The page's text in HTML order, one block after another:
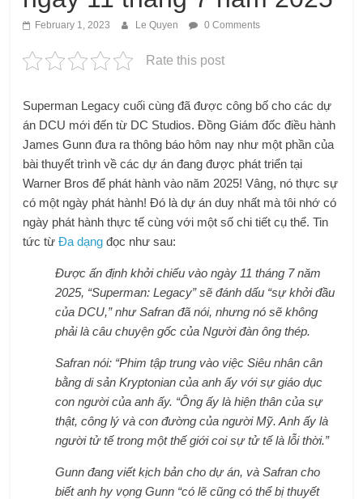
February 1, 2023 Le Quyen 0 Comments
Rate this post
Superman Legacy cuối cùng đã được công bố cho các dự
án DCU mới đến từ DC Studios. Đồng Giám đốc điều hành
James Gunn đưa ra thông báo hôm nay như một phần của
bài thuyết trình về các dự án đang được phát triển tại
Warner Bros để phát hành vào năm 2025! Vâng, nó thực sự
có một ngày phát hành! Đó là dự án duy nhất mà tôi nhớ có
ngày phát hành thực tế cùng với một số chi tiết cụ thể. Tin
tức từĐa dạng đọc như sau:
Được ấn định khởi chiếu vào ngày 11 tháng 7 năm
2025, “Superman: Legacy” sẽ đánh dấu “sự khởi đầu
của DCU,” như Safran đã nói, nhưng nó sẽ không
phải là câu chuyện gốc của Người đàn ông thép.
Safran nói: “Phim tập trung vào việc Siêu nhân cân
bằng di sản Kryptonian của anh ấy với sự giáo dục
con người của anh ấy. “Ông ấy là hiện thân của sự
thật, công lý và con đường của người Mỹ. Anh ấy là
người tử tế trong một thế giới coi sự tử tế là lỗi thời.”
Gunn đang viết kịch bản cho dự án, và Safran cho
biết anh hy vọng Gunn “có lẽ cũng có thể bị thuyết